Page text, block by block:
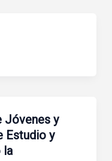
Jóvenes y
Estudio y
la